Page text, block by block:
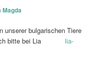
Magda
unserer bulgarischen Tiere
doch bitte bei Lia
lia-